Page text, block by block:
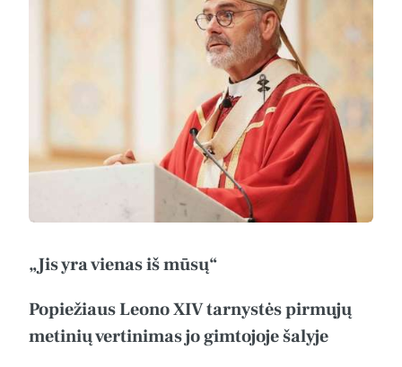
„Jis yra vienas iš mūsų“
Popiežiaus Leono XIV tarnystės pirmųjų
metinių vertinimas jo gimtojoje šalyje